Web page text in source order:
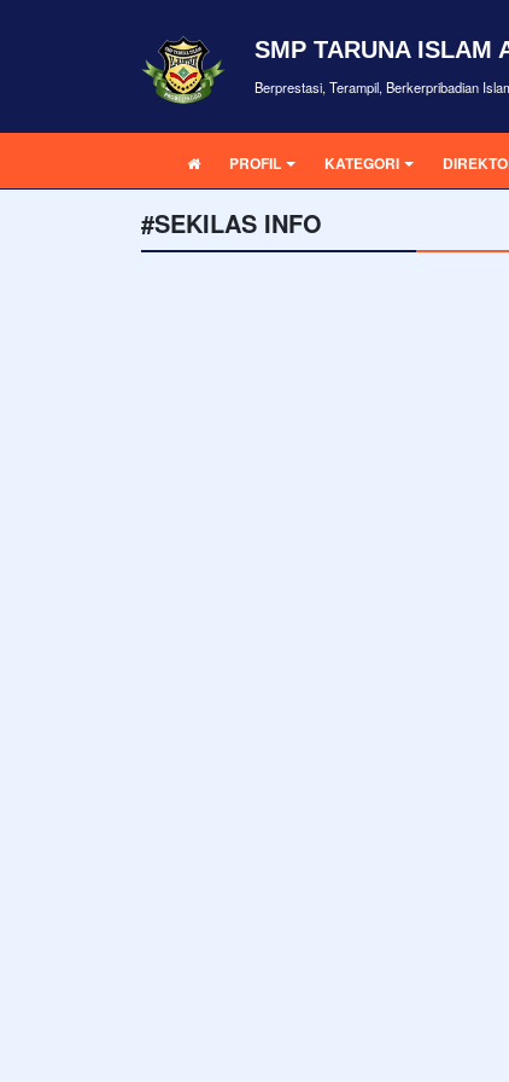
SMP TARUNA ISLAM
Berprestasi, Terampil, Berkerpribadian
PROFIL KATEGORI
#SEKILAS INFO